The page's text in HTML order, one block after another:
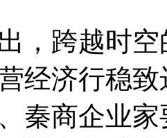
，跨越时
经济行稳
秦商企业